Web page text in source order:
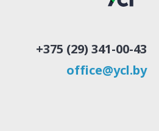
+375 (29) 341-00-43
office@ycl.by